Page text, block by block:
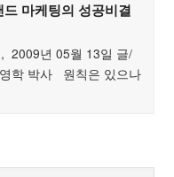
마케팅의 성공비결
2009년 05월 13일 글/
학 박사 원칙은 있으나